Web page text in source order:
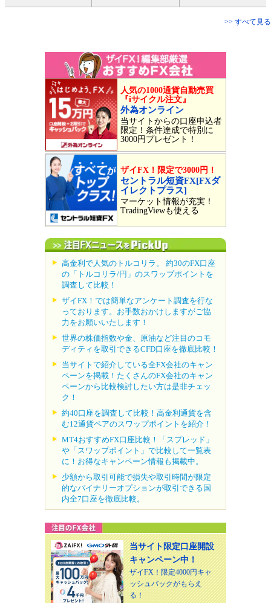
>> すべて見る
人気の1000通貨自動売買
『iサイクル注文』
外為オンライン
当サイトからの口座申込者
限定！条件達成で特別に
3000円プレゼント！
ザイFX！限定で3000円！
セントラル短資FX[FXダ
イレクトプラス]
マーケット情報が充実！
TradingViewも使える
高金利で人気のトルコリラ。 約30のFX口座
の「トルコリラ/円」のスワップポイントを
調査して比較！
ザイFX！では簡単なアンケート調査を行な
っております。お手数おかけしますがご協
力をお願いいたします！
世界の株価指数や金、原油など注目のコモ
ディティを取引できるCFD口座を徹底比較！
当サイトで紹介している全FX会社のキャン
ペーンを掲載！たくさんのFX会社のキャン
ペーンから比較検討したい方は是非チェッ
ク！
約40口座を調査して比較！高金利通貨を含
む12通貨ペアのスワップポイントを紹介！
MT4おすすめFX口座比較！「スプレッド」
や「スワップポイント」で比較して一覧表
に！お得なキャンペーン情報も掲載中。
少額から取引可能で損失や取引時間が限定
的なバイナリーオプションが取引できる国
内全7口座を徹底比較。
当サイト限定口座開設
キャンペーン中！
ザイFX！限定4000円キャ
ッシュバックがもらえ
る！